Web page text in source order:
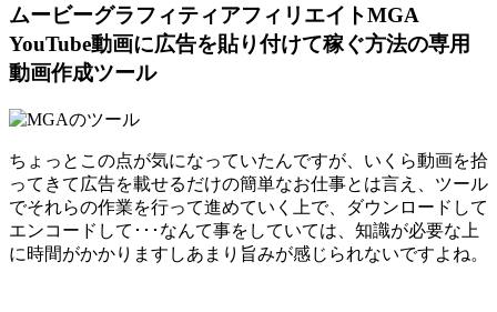
ムービーグラフィティアフィリエイトMGA
YouTube動画に広告を貼り付けて稼ぐ方法の専用
動画作成ツール
ちょっとこの点が気になっていたんですが、いくら動画を拾
ってきて広告を載せるだけの簡単なお仕事とは言え、ツール
でそれらの作業を行って進めていく上で、ダウンロードして
エンコードして･･･なんて事をしていては、知識が必要な上
に時間がかかりますしあまり旨みが感じられないですよね。